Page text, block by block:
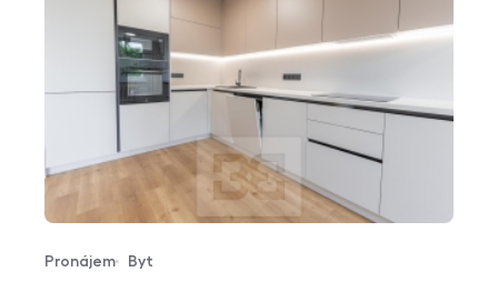
Typ nabídky
Pronájem
Typ nemovitosti
Byt